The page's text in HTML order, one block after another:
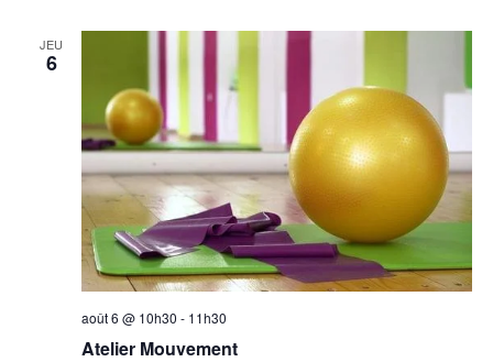
JEU
6
Atelier Mouvement
août 6 @ 10h30 - 11h30